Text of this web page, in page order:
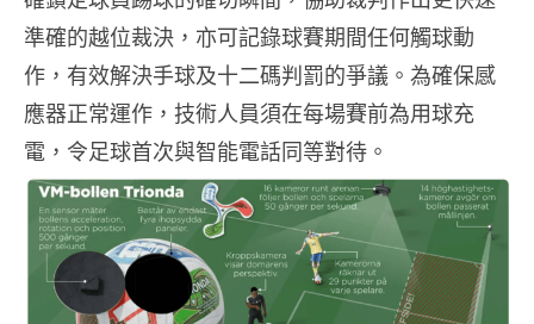
準確的越位裁決，亦可記錄球賽期間任何觸球動
作，有效解決手球及十二碼判罰的爭議。為確保感
應器正常運作，技術人員須在每場賽前為用球充
電，令足球首次與智能電話同等對待。